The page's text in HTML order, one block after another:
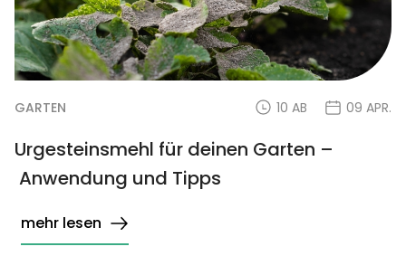
GARTEN 10 AB 09 APR.
Urgesteinsmehl für deinen Garten –
Anwendung und Tipps
mehr lesen